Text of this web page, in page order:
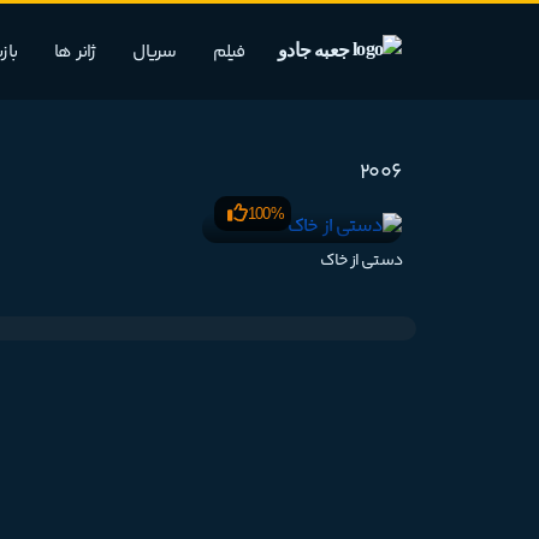
جعبه جادو فیلم سریال ژانر ها
2006
100%
دستی از خاک